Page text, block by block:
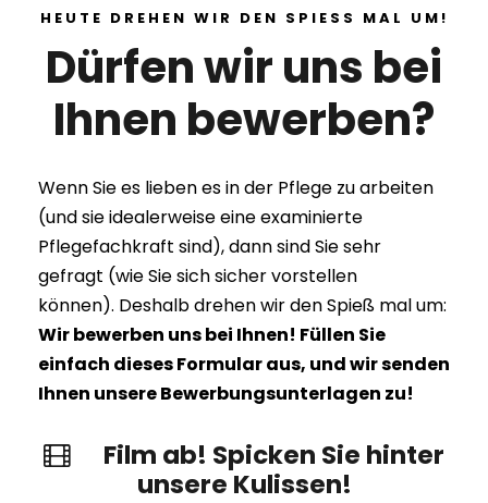
HEUTE DREHEN WIR DEN SPIESS MAL UM!
Dürfen wir uns bei
Ihnen bewerben?
Wenn Sie es lieben es in der Pflege zu arbeiten
(und sie idealerweise eine examinierte
Pflegefachkraft sind), dann sind Sie sehr
gefragt (wie Sie sich sicher vorstellen
können). Deshalb drehen wir den Spieß mal um:
Wir bewerben uns bei Ihnen! Füllen Sie
einfach dieses Formular aus, und wir senden
Ihnen unsere Bewerbungsunterlagen zu!
Film ab! Spicken Sie hinter
unsere Kulissen!